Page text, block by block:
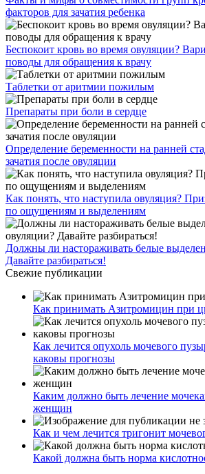
факторов для зачатия ребенка
Беспокоит кровь во время овуляции?
поводы для обращения к врачу
Таблетки от аритмии пожилым
Препараты при боли в сердце
Определение беременности на ранней
зачатия после овуляции
Как понять, что наступила овуляция?
по ощущениям и выделениям
Должны ли настораживать белые
Давайте разбираться!
Свежие публикации
Как принимать Азитромицин при
Как лечится опухоль мочевого
каковы прогнозы
Каким должно быть лечение
женщин
Как и чем лечится тригонит
Какой должна быть норма